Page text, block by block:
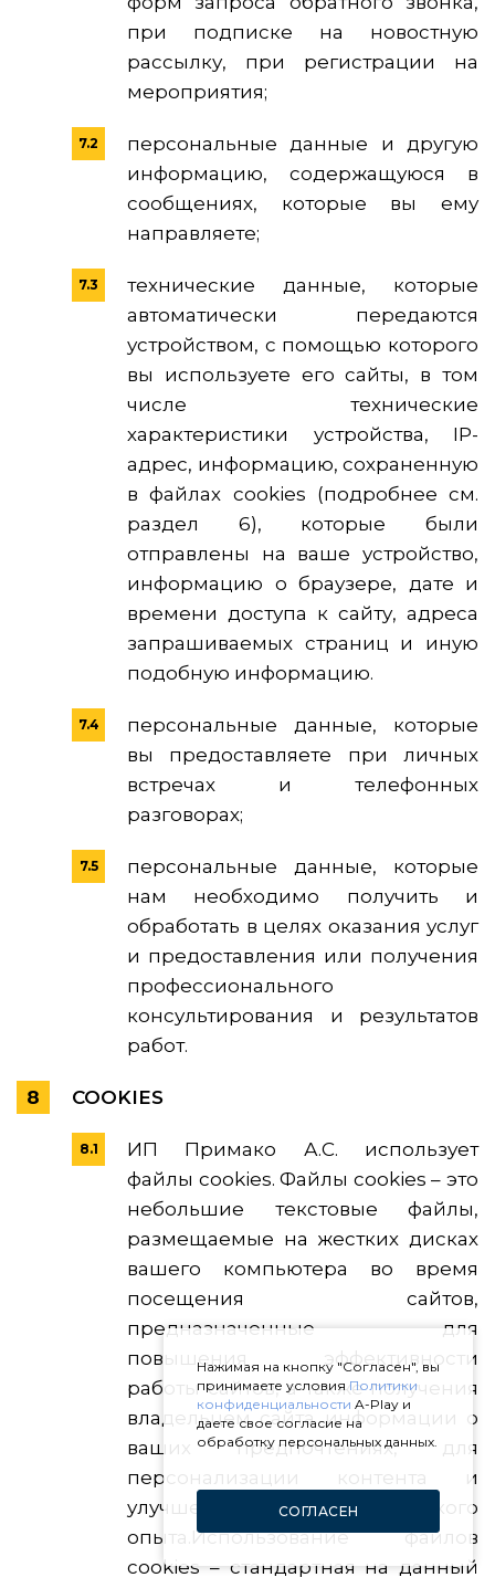
при подписке на новостную
рассылку, при регистрации на
мероприятия;
персональные данные и другую
информацию, содержащуюся в
сообщениях, которые вы ему
направляете;
технические данные, которые
автоматически передаются
устройством, с помощью которого
вы используете его сайты, в том
числе технические
характеристики устройства, IP-
адрес, информацию, сохраненную
в файлах cookies (подробнее см.
раздел 6), которые были
отправлены на ваше устройство,
информацию о браузере, дате и
времени доступа к сайту, адреса
запрашиваемых страниц и иную
подобную информацию.
персональные данные, которые
вы предоставляете при личных
встречах и телефонных
разговорах;
персональные данные, которые
нам необходимо получить и
обработать в целях оказания услуг
и предоставления или получения
профессионального
консультирования и результатов
работ.
COOKIES
ИП Примако А.С. использует
файлы cookies. Файлы cookies – это
небольшие текстовые файлы,
размещаемые на жестких дисках
вашего компьютера во время
посещения сайтов,
предназначенные для
повышения эффективности
работы сайтов, а также получения
владельцем сайта информации о
ваших предпочтениях, для
персонализации контента и
улучшения пользовательского
опыта.Использование файлов
cookies – стандартная на данный
Нажимая на кнопку "Согласен", вы
принимаете условияПолитики
конфиденциальности A-Play и
даете свое согласие на
обработку персональных данных.
СОГЛАСЕН